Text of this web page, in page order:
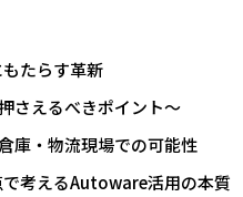
たらす革新
さえるべきポイント～
庫・物流現場での可能性
考えるAutoware活用の本質